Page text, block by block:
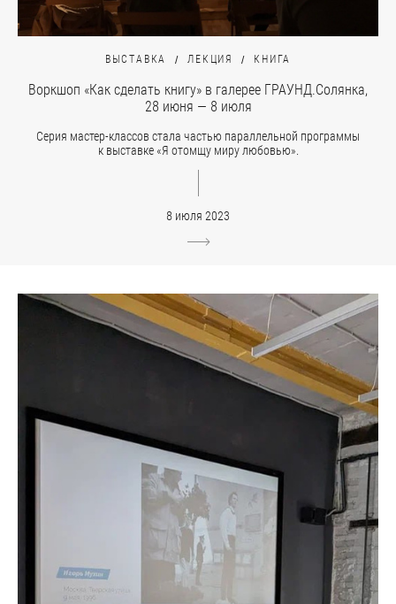
ВЫСТАВКА ЛЕКЦИЯ КНИГА
Воркшоп «Как сделать книгу» в галерее ГРАУНД.Солянка,
28 июня — 8 июля
Серия мастер-классов стала частью параллельной программы
к выставке «Я отомщу миру любовью».
8 июля 2023